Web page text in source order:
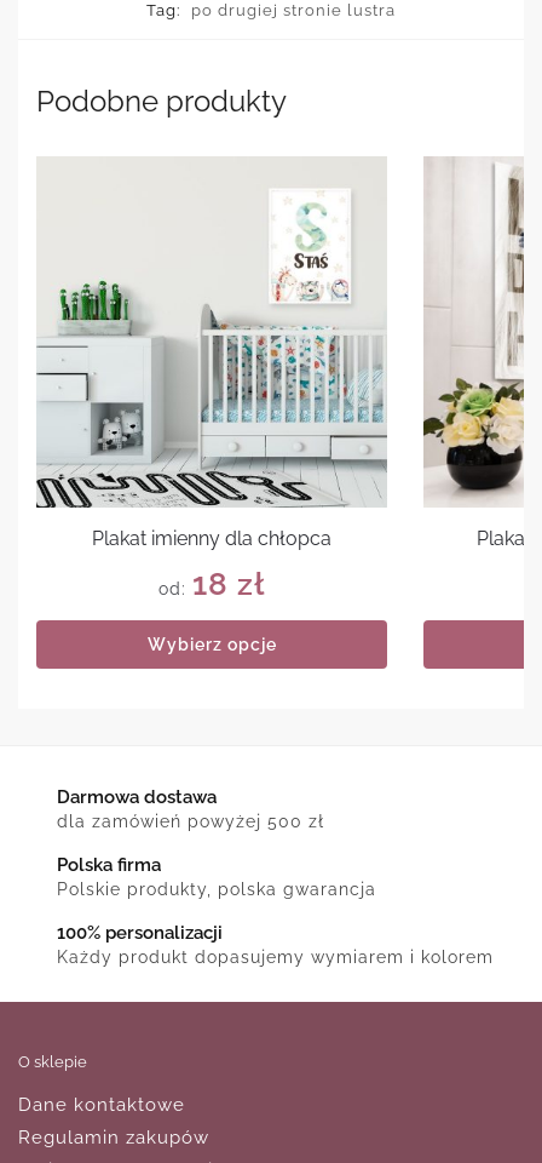
Tag:
po drugiej stronie lustra
Podobne produkty
Plakat imienny dla chłopca
od: 18 zł
Wybierz opcje
Plakat
Darmowa dostawa
dla zamówień powyżej 500 zł
Polska firma
Polskie produkty, polska gwarancja
100% personalizacji
Każdy produkt dopasujemy wymiarem i kolorem
O sklepie
Dane kontaktowe
Regulamin zakupów